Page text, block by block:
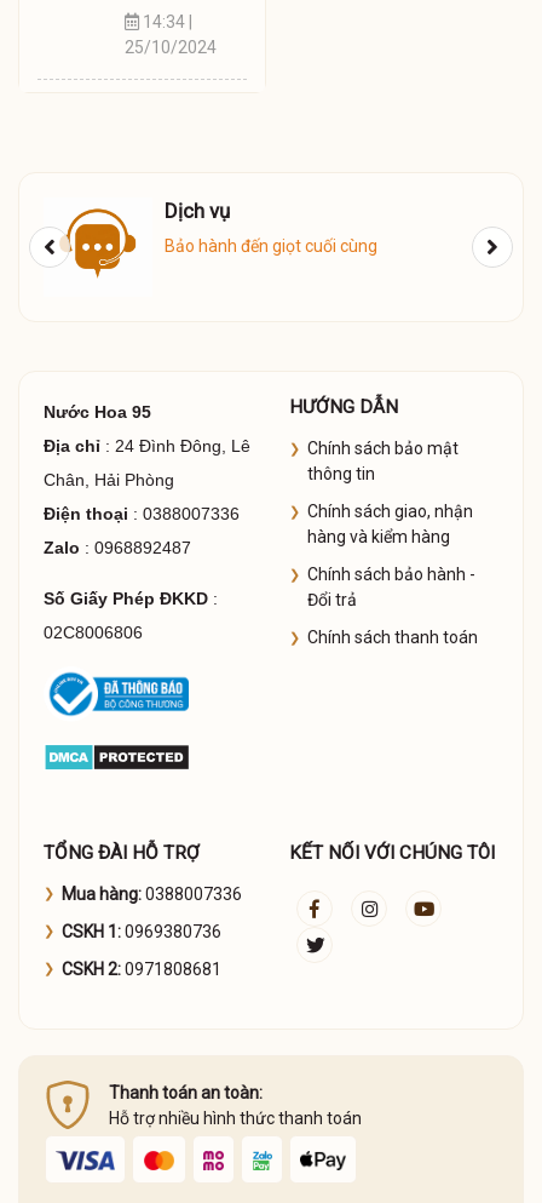
14:34 |
25/10/2024
Giao hàng COD toàn quốc
Nước Hoa 95
Địa chỉ : 24 Đình Đông, Lê
Chân, Hải Phòng
Điện thoại : 0388007336
Zalo : 0968892487
Số Giấy Phép ĐKKD:
02C8006806
HƯỚNG DẪN
Chính sách bảo mật
thông tin
Chính sách giao, nhận
hàng và kiểm hàng
Chính sách bảo hành -
Đổi trả
Chính sách thanh toán
TỔNG ĐÀI HỖ TRỢ
Mua hàng:0388007336
CSKH 1:0969380736
CSKH 2:0971808681
KẾT NỐI VỚI CHÚNG TÔI
Thanh toán an toàn:
Hỗ trợ nhiều hình thức thanh toán